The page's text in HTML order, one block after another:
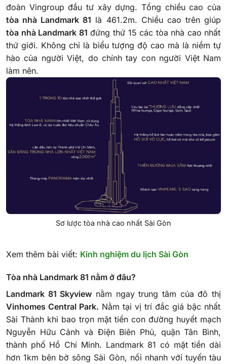
đoàn Vingroup đầu tư xây dựng. Tổng chiềucao của
tòa nhà Landmark 81 là 461.2m. Chiều cao trên giúp
tòa nhà Landmark 81 đứng thứ 15 các tòa nhà cao nhất
thứ giới. Không chỉ là biểu tượng độ cao mà là niềm tự
hào của người Việt, do chính tay con người Việt Nam
làm nên.
Sơ lược tòa nhà cao nhất Sài Gòn
Xem thêm bài viết: Kinh nghiệm du lịch Sài Gòn
Tòa nhà Landmark 81 nằm ở đâu?
Landmark 81 Skyview nằm ngay trung tâm của đô thị
Vinhomes Central Park. Nằm tại vị trí đắc giá bậc nhất
Sài Thành khi bao trọn mặt tiền con đường huyết mạch
Nguyễn Hữu Cảnh và Điện Biên Phủ, quận Tân Bình,
thành phố Hồ Chí Minh. Landmark 81 có mặt tiền dài
hơn 1km bên bờ sông Sài Gòn, nối nhanh với tuyến tàu